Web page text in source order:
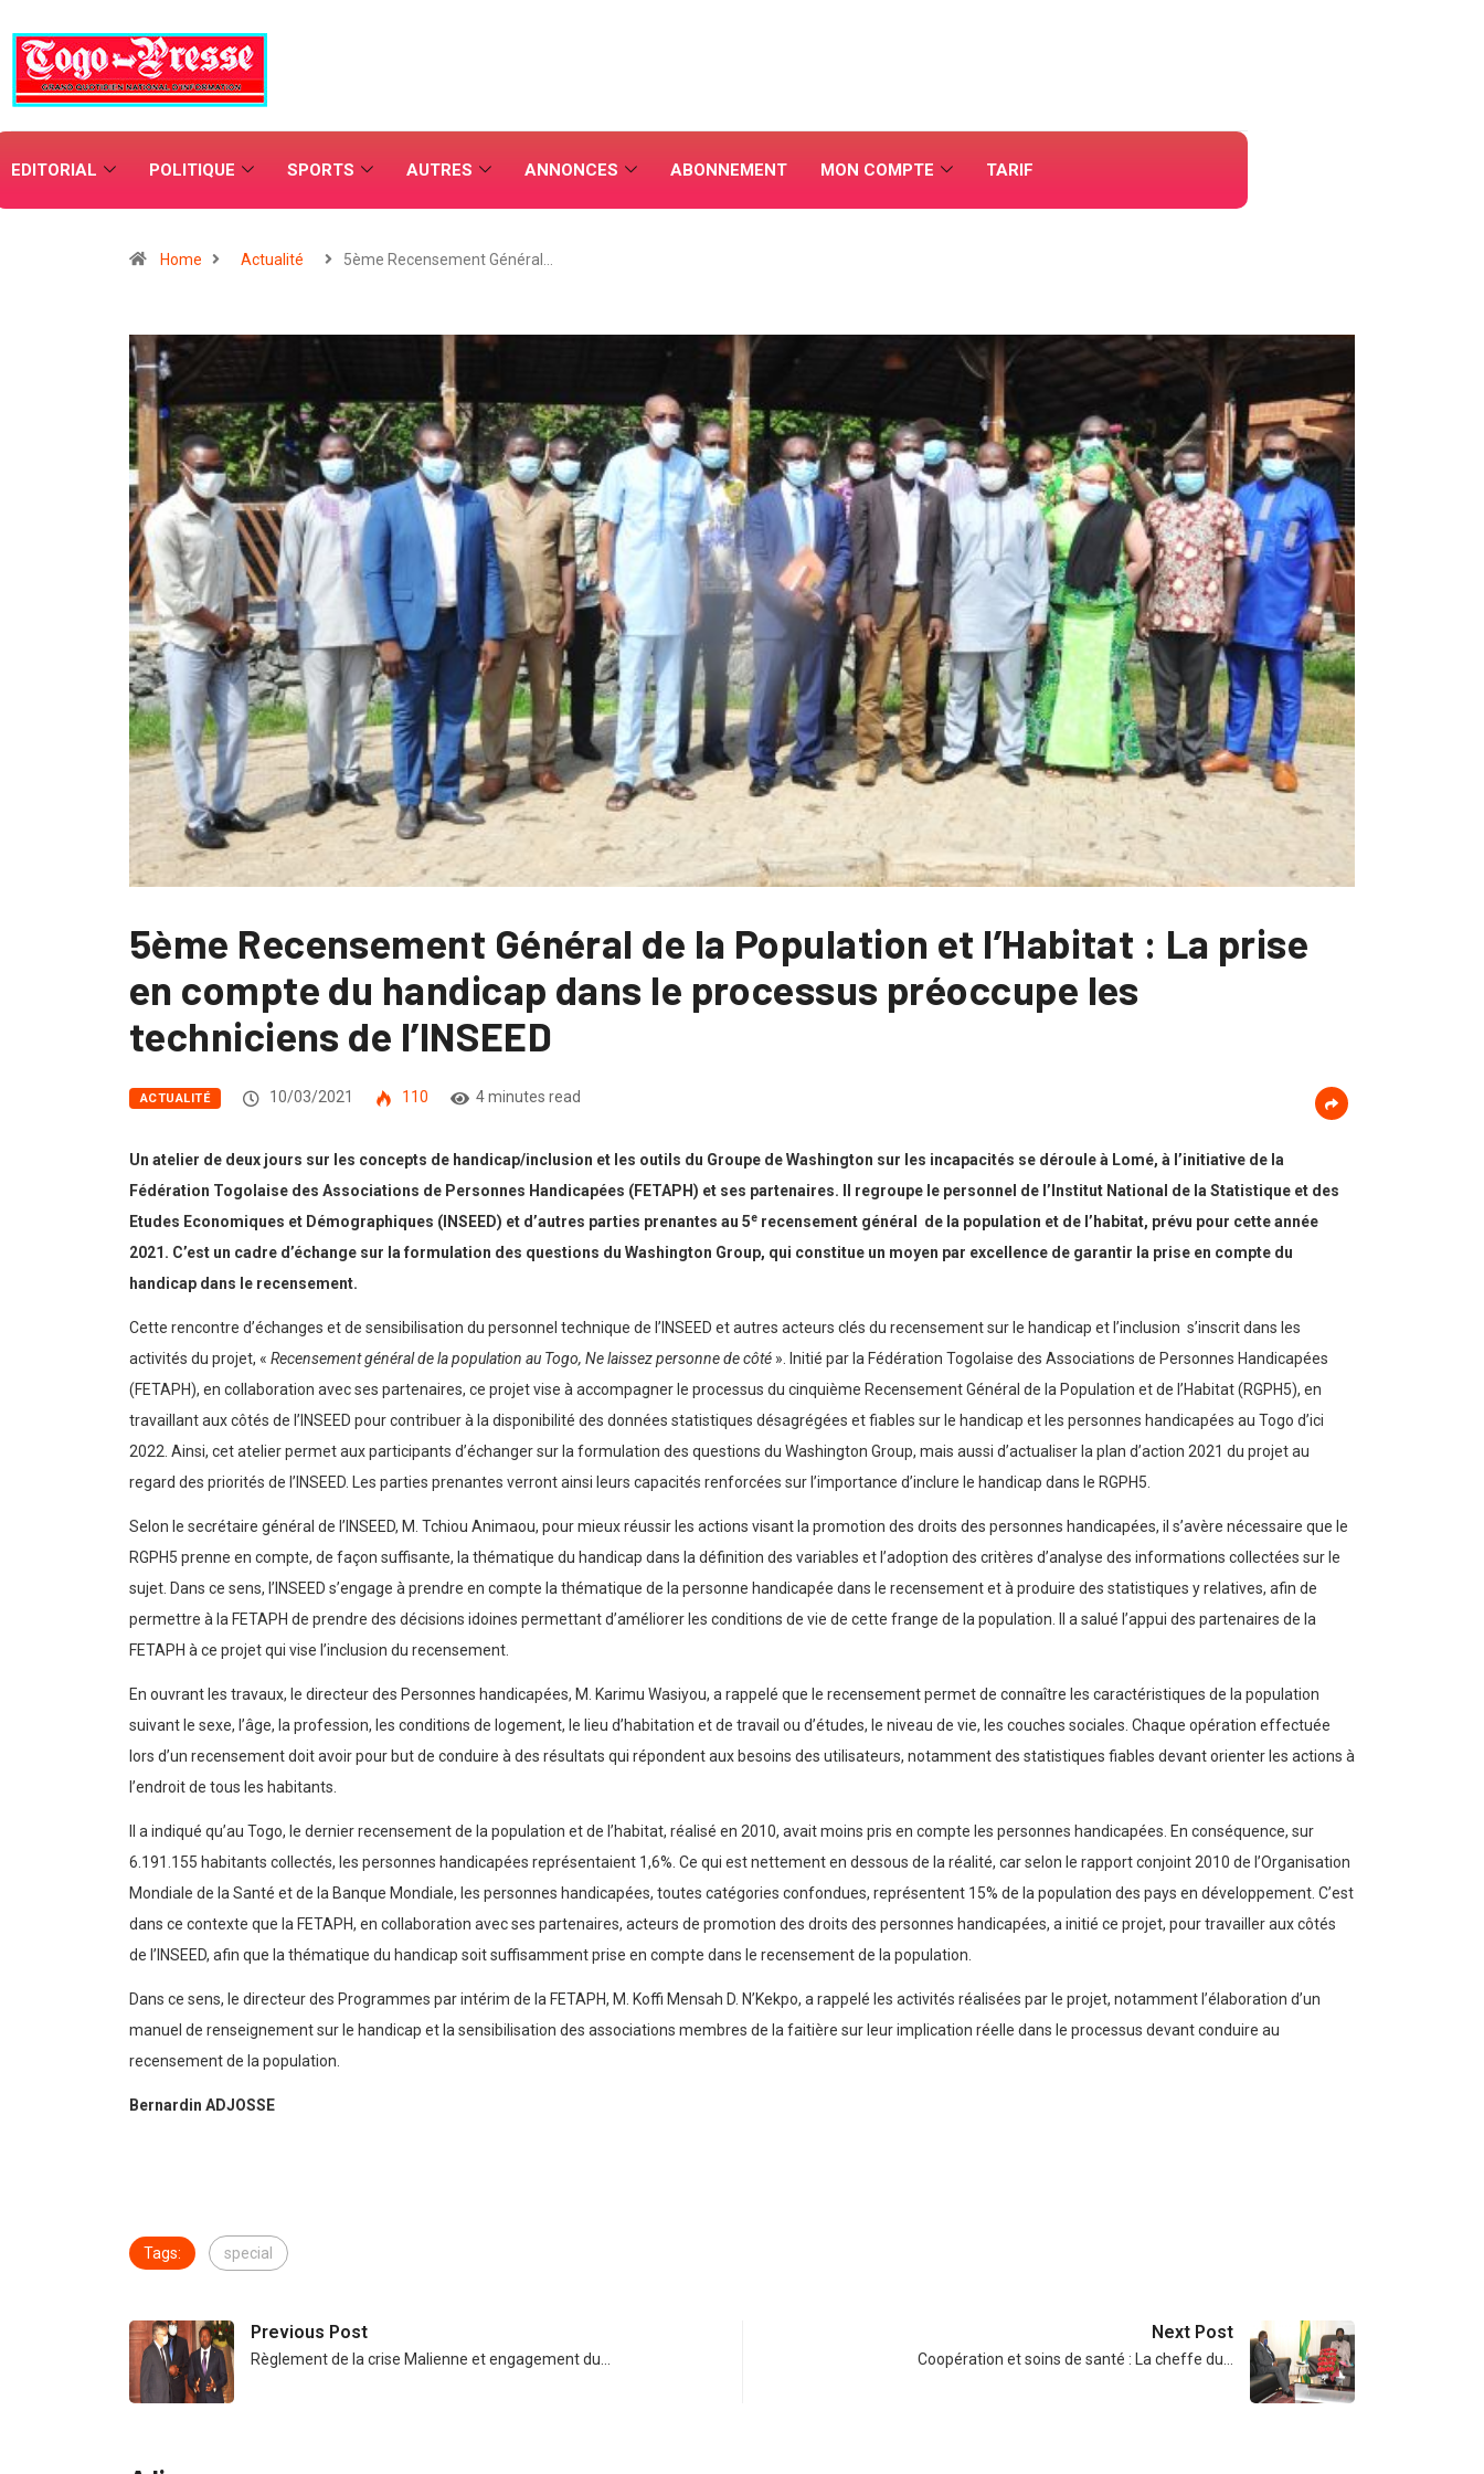
EDITORIAL POLITIQUE SPORTS AUTRES ANNONCES ABONNEMENT MON COMPTE TARIF
Home Actualité 5ème Recensement Général…
5ème Recensement Général de la Population et l’Habitat : La prise
en compte du handicap dans le processus préoccupe les
techniciens de l’INSEED
ACTUALITÉ 10/03/2021 110 4 minutes read
Un atelier de deux jours sur les concepts de handicap/inclusion et les outils du Groupe de Washington sur les incapacités se déroule à Lomé, à l’initiative de la
Fédération Togolaise des Associations de Personnes Handicapées (FETAPH) et ses partenaires. Il regroupe le personnel de l’Institut National de la Statistique et des
Etudes Economiques et Démographiques (INSEED) et d’autres parties prenantes au 5e recensement général de la population et de l’habitat, prévu pour cette année
2021. C’est un cadre d’échange sur la formulation des questions du Washington Group, qui constitue un moyen par excellence de garantir la prise en compte du
handicap dans le recensement.
Cette rencontre d’échanges et de sensibilisation du personnel technique de l’INSEED et autres acteurs clés du recensement sur le handicap et l’inclusion s’inscrit dans les
activités du projet, « Recensement général de la population au Togo, Ne laissez personne de côté ». Initié par la Fédération Togolaise des Associations de Personnes Handicapées
(FETAPH), en collaboration avec ses partenaires, ce projet vise à accompagner le processus du cinquième Recensement Général de la Population et de l’Habitat (RGPH5), en
travaillant aux côtés de l’INSEED pour contribuer à la disponibilité des données statistiques désagrégées et fiables sur le handicap et les personnes handicapées au Togo d’ici
2022. Ainsi, cet atelier permet aux participants d’échanger sur la formulation des questions du Washington Group, mais aussi d’actualiser la plan d’action 2021 du projet au
regard des priorités de l’INSEED. Les parties prenantes verront ainsi leurs capacités renforcées sur l’importance d’inclure le handicap dans le RGPH5.
Selon le secrétaire général de l’INSEED, M. Tchiou Animaou, pour mieux réussir les actions visant la promotion des droits des personnes handicapées, il s’avère nécessaire que le
RGPH5 prenne en compte, de façon suffisante, la thématique du handicap dans la définition des variables et l’adoption des critères d’analyse des informations collectées sur le
sujet. Dans ce sens, l’INSEED s’engage à prendre en compte la thématique de la personne handicapée dans le recensement et à produire des statistiques y relatives, afin de
permettre à la FETAPH de prendre des décisions idoines permettant d’améliorer les conditions de vie de cette frange de la population. Il a salué l’appui des partenaires de la
FETAPH à ce projet qui vise l’inclusion du recensement.
En ouvrant les travaux, le directeur des Personnes handicapées, M. Karimu Wasiyou, a rappelé que le recensement permet de connaître les caractéristiques de la population
suivant le sexe, l’âge, la profession, les conditions de logement, le lieu d’habitation et de travail ou d’études, le niveau de vie, les couches sociales. Chaque opération effectuée
lors d’un recensement doit avoir pour but de conduire à des résultats qui répondent aux besoins des utilisateurs, notamment des statistiques fiables devant orienter les actions à
l’endroit de tous les habitants.
Il a indiqué qu’au Togo, le dernier recensement de la population et de l’habitat, réalisé en 2010, avait moins pris en compte les personnes handicapées. En conséquence, sur
6.191.155 habitants collectés, les personnes handicapées représentaient 1,6%. Ce qui est nettement en dessous de la réalité, car selon le rapport conjoint 2010 de l’Organisation
Mondiale de la Santé et de la Banque Mondiale, les personnes handicapées, toutes catégories confondues, représentent 15% de la population des pays en développement. C’est
dans ce contexte que la FETAPH, en collaboration avec ses partenaires, acteurs de promotion des droits des personnes handicapées, a initié ce projet, pour travailler aux côtés
de l’INSEED, afin que la thématique du handicap soit suffisamment prise en compte dans le recensement de la population.
Dans ce sens, le directeur des Programmes par intérim de la FETAPH, M. Koffi Mensah D. N’Kekpo, a rappelé les activités réalisées par le projet, notamment l’élaboration d’un
manuel de renseignement sur le handicap et la sensibilisation des associations membres de la faitière sur leur implication réelle dans le processus devant conduire au
recensement de la population.
Bernardin ADJOSSE
Tags: special
Previous Post
Règlement de la crise Malienne et engagement du…
Next Post
Coopération et soins de santé : La cheffe du…